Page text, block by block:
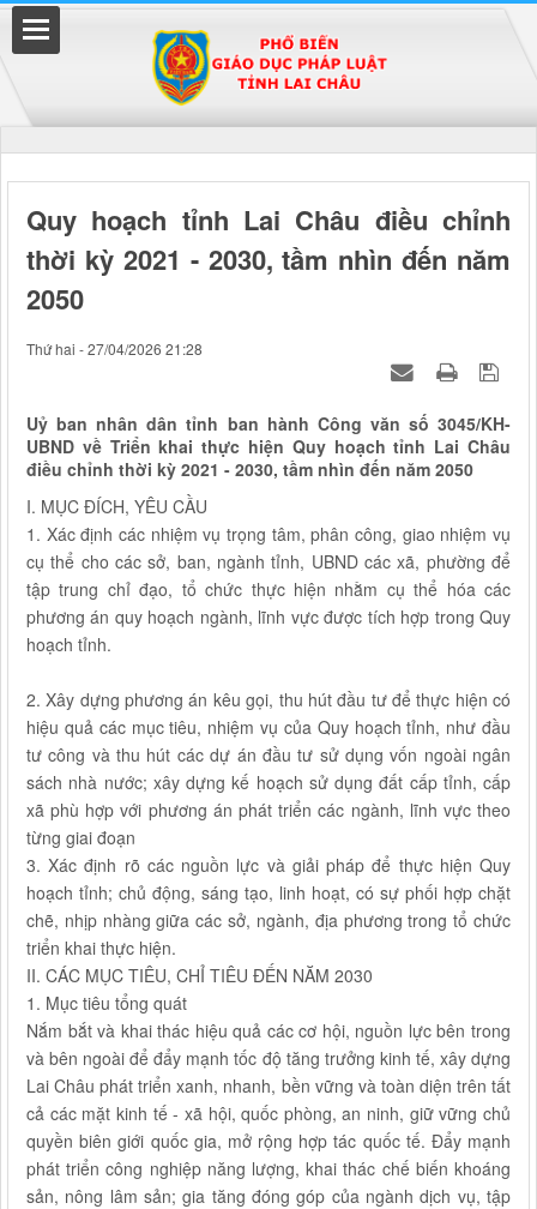
Quy hoạch tỉnh Lai Châu điều chỉnh
thời kỳ 2021 - 2030, tầm nhìn đến năm
2050
Thứ hai - 27/04/2026 21:28
Uỷ ban nhân dân tỉnh ban hành Công văn số 3045/KH-
UBND về Triển khai thực hiện Quy hoạch tỉnh Lai Châu
điều chỉnh thời kỳ 2021 - 2030, tầm nhìn đến năm 2050
I. MỤC ĐÍCH, YÊU CẦU
1. Xác định các nhiệm vụ trọng tâm, phân công, giao nhiệm vụ
cụ thể cho các sở, ban, ngành tỉnh, UBND các xã, phường để
tập trung chỉ đạo, tổ chức thực hiện nhằm cụ thể hóa các
phương án quy hoạch ngành, lĩnh vực được tích hợp trong Quy
hoạch tỉnh.
2. Xây dựng phương án kêu gọi, thu hút đầu tư để thực hiện có
hiệu quả các mục tiêu, nhiệm vụ của Quy hoạch tỉnh, như đầu
tư công và thu hút các dự án đầu tư sử dụng vốn ngoài ngân
sách nhà nước; xây dựng kế hoạch sử dụng đất cấp tỉnh, cấp
xã phù hợp với phương án phát triển các ngành, lĩnh vực theo
từng giai đoạn
3. Xác định rõ các nguồn lực và giải pháp để thực hiện Quy
hoạch tỉnh; chủ động, sáng tạo, linh hoạt, có sự phối hợp chặt
chẽ, nhịp nhàng giữa các sở, ngành, địa phương trong tổ chức
triển khai thực hiện.
II. CÁC MỤC TIÊU, CHỈ TIÊU ĐẾN NĂM 2030
1. Mục tiêu tổng quát
Nắm bắt và khai thác hiệu quả các cơ hội, nguồn lực bên trong
và bên ngoài để đẩy mạnh tốc độ tăng trưởng kinh tế, xây dựng
Lai Châu phát triển xanh, nhanh, bền vững và toàn diện trên tất
cả các mặt kinh tế - xã hội, quốc phòng, an ninh, giữ vững chủ
quyền biên giới quốc gia, mở rộng hợp tác quốc tế. Đẩy mạnh
phát triển công nghiệp năng lượng, khai thác chế biến khoáng
sản, nông lâm sản; gia tăng đóng góp của ngành dịch vụ, tập
Đã kết nối EMC